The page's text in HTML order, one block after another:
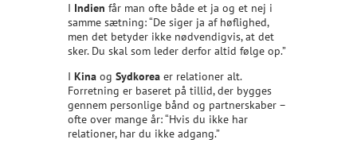
I Indien får man ofte både et ja og et nej i
samme sætning: “De siger ja af høflighed,
men det betyder ikke nødvendigvis, at det
sker. Du skal som leder derfor altid følge op.”
I Kinaog Sydkoreaer relationer alt.
Forretning er baseret på tillid, der bygges
gennem personlige bånd og partnerskaber –
ofte over mange år: “Hvis du ikke har
relationer, har du ikke adgang.”